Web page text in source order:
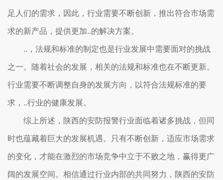
足人们的需求，因此，行业需要不断创新，推出符合市场需
求的新产品，提供更加..的解决方案。
..，法规和标准的制定也是行业发展中需要面对的挑战
之一。随着社会的发展，相关的法规和标准也在不断更新。
行业需要不断调整自身的发展方向，以符合法规标准的要
求，..行业的健康发展。
综上所述，陕西的安防报警行业面临着诸多挑战，但同
时也蕴藏着巨大的发展机遇。只有不断创新，适应市场需求
的变化，才能在激烈的市场竞争中立于不败之地，赢得更广
阔的发展空间。相信通过行业内部的共同努力，陕西的安防